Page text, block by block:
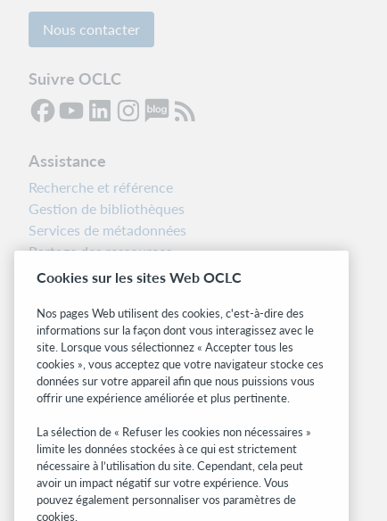
Nous contacter
Suivre OCLC
Assistance
Recherche et référence
Gestion de bibliothèques
Services de métadonnées
Partage des ressources
Boîte à outils des bibliothécaires
Alertes systèmes
Sites associés
OCLC.org
Formats bibliographiques
Community Center
Research
WebJunction
Réseau des développeurs
Cookies sur les sites Web OCLC
Nos pages Web utilisent des cookies, c'est-à-dire des
informations sur la façon dont vous interagissez avec le
site. Lorsque vous sélectionnez « Accepter tous les
cookies », vous acceptez que votre navigateur stocke ces
données sur votre appareil afin que nous puissions vous
offrir une expérience améliorée et plus pertinente.
La sélection de « Refuser les cookies non nécessaires »
limite les données stockées à ce qui est strictement
nécessaire à l’utilisation du site. Cependant, cela peut
avoir un impact négatif sur votre expérience. Vous
pouvez également personnaliser vos paramètres de
cookies.